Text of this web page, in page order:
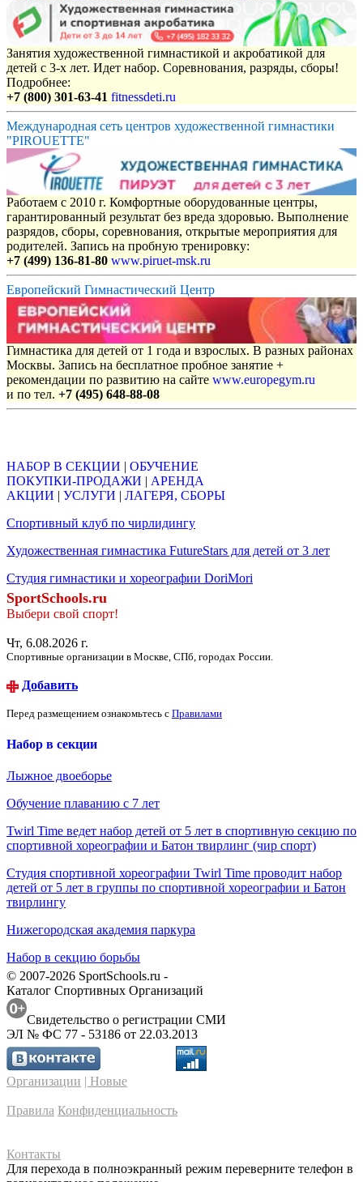
Занятия художественной гимнастикой и акробатикой для
детей с 3-х лет. Идет набор. Соревнования, разряды, сборы!
Подробнее:
+7 (800) 301-63-41 fitnessdeti.ru
Международная сеть центров художественной гимнастики
"PIROUETTE"
Работаем с 2010 г. Комфортные оборудованные центры,
гарантированный результат без вреда здоровью. Выполнение
разрядов, сборы, соревнования, открытые мероприятия для
родителей. Запись на пробную тренировку:
+7 (499) 136-81-80 www.piruet-msk.ru
Европейский Гимнастический Центр
Гимнастика для детей от 1 года и взрослых. В разных районах
Москвы. Запись на бесплатное пробное занятие +
рекомендации по развитию на сайте www.europegym.ru
и по тел. +7 (495) 648-88-08
НАБОР В СЕКЦИИ | ОБУЧЕНИЕ
ПОКУПКИ-ПРОДАЖИ | АРЕНДА
АКЦИИ | УСЛУГИ | ЛАГЕРЯ, СБОРЫ
Спортивный клуб по чирлидингу
Художественная гимнастика FutureStars для детей от 3 лет
Студия гимнастики и хореографии DoriMori
SportSchools.ru
Выбери свой спорт!
Чт, 6.08.2026 г.
Спортивные организации в Москве, СПб, городах России.
Добавить
Перед размещением ознакомьтесь с Правилами
Набор в секции
Лыжное двоеборье
Обучение плаванию с 7 лет
Twirl Time ведет набор детей от 5 лет в спортивную секцию по
спортивной хореографии и Батон твирлинг (чир спорт)
Студия спортивной хореографии Twirl Time проводит набор
детей от 5 лет в группы по спортивной хореографии и Батон
твирлингу
Нижегородская академия паркура
Набор в секцию борьбы
© 2007-2026 SportSchools.ru -
Каталог Спортивных Организаций
Свидетельство о регистрации СМИ
ЭЛ № ФС 77 - 53186 от 22.03.2013
Организации | Новые
Правила Конфиденциальность
Контакты
Для перехода в полноэкранный режим переверните телефон в